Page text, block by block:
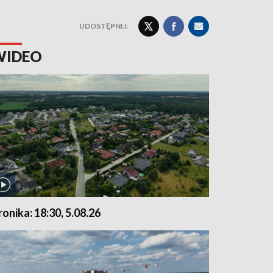
UDOSTĘPNIJ:
18:30, 5.08.26